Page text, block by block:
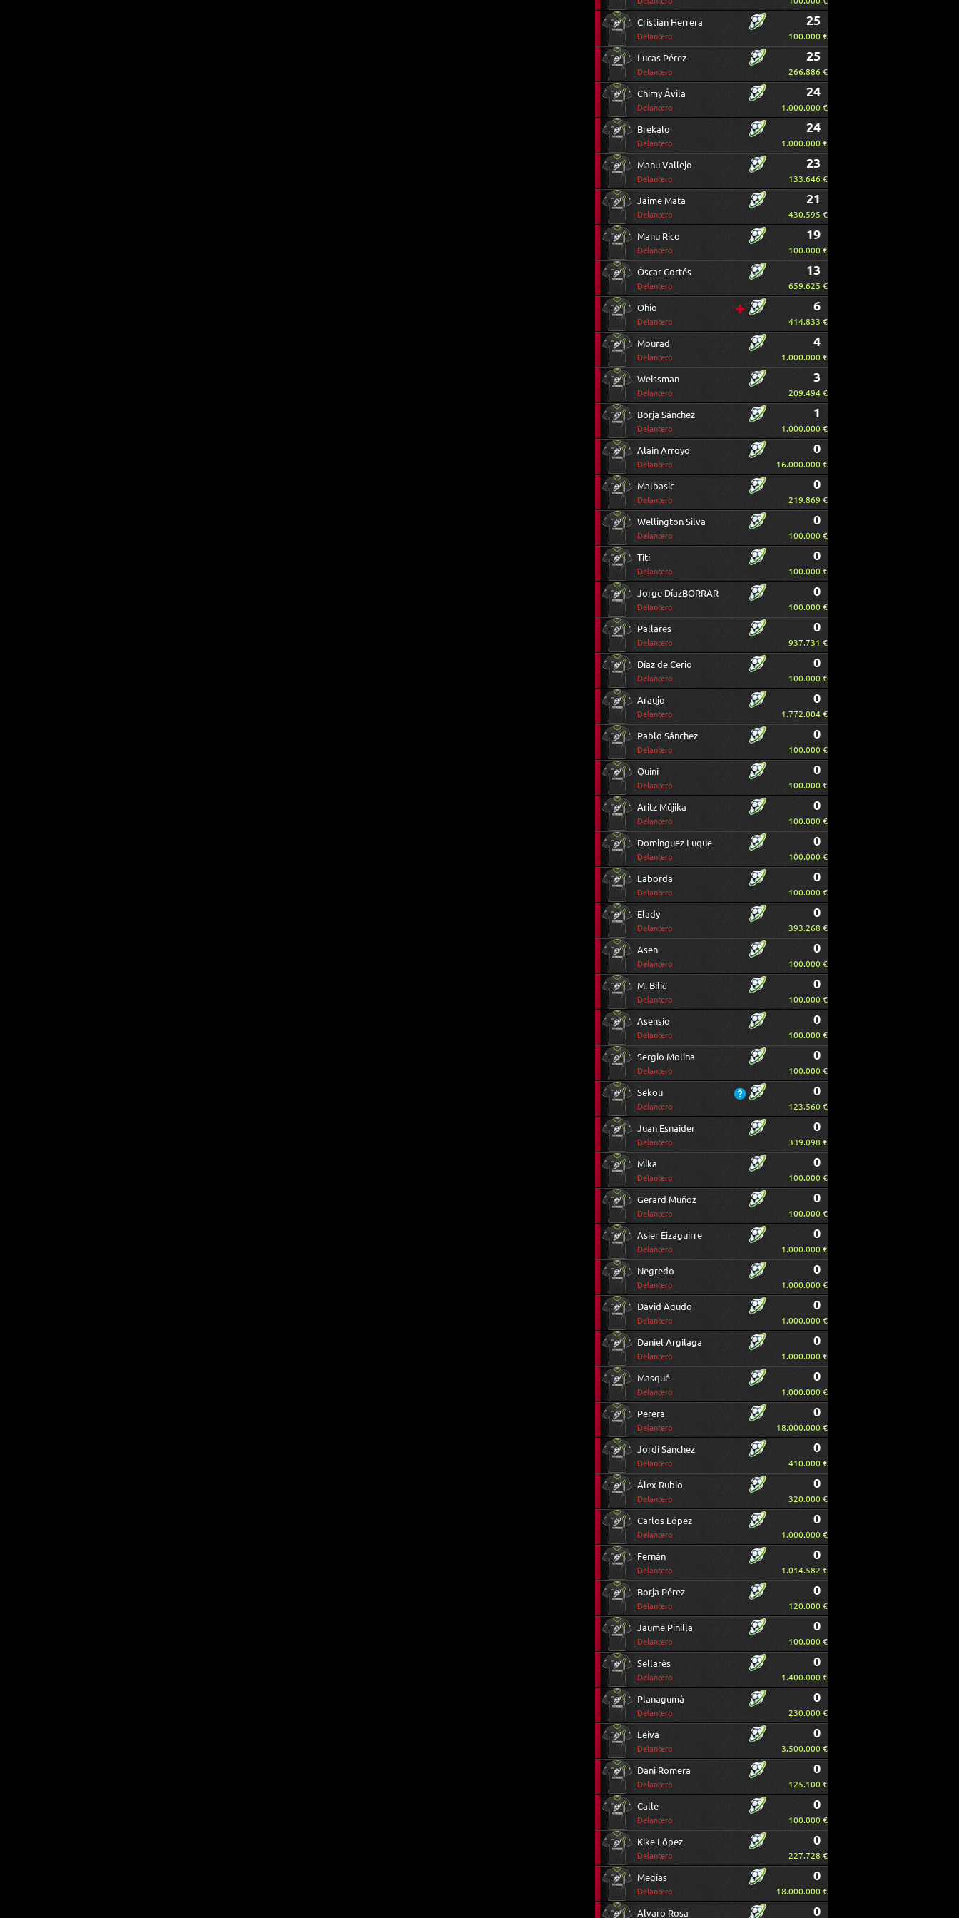
Cristian Herrera
Delantero
25
100.000 €
Lucas Pérez
Delantero
25
266.886 €
Chimy Ávila
Delantero
24
1.000.000 €
Brekalo
Delantero
24
1.000.000 €
Manu Vallejo
Delantero
23
133.646 €
Jaime Mata
Delantero
21
430.595 €
Manu Rico
Delantero
19
100.000 €
Óscar Cortés
Delantero
13
659.625 €
Ohio
Delantero
6
414.833 €
Mourad
Delantero
4
1.000.000 €
Weissman
Delantero
3
209.494 €
Borja Sánchez
Delantero
1
1.000.000 €
Alain Arroyo
Delantero
0
16.000.000 €
Malbasic
Delantero
0
219.869 €
Wellington Silva
Delantero
0
100.000 €
Titi
Delantero
0
100.000 €
Jorge DíazBORRAR
Delantero
0
100.000 €
Pallares
Delantero
0
937.731 €
Díaz de Cerio
Delantero
0
100.000 €
Araujo
Delantero
0
1.772.004 €
Pablo Sánchez
Delantero
0
100.000 €
Quini
Delantero
0
100.000 €
Aritz Mújika
Delantero
0
100.000 €
Dominguez Luque
Delantero
0
100.000 €
Laborda
Delantero
0
100.000 €
Elady
Delantero
0
393.268 €
Asen
Delantero
0
100.000 €
M. Bilić
Delantero
0
100.000 €
Asensio
Delantero
0
100.000 €
Sergio Molina
Delantero
0
100.000 €
Sekou
Delantero
0
123.560 €
Juan Esnaider
Delantero
0
339.098 €
Mika
Delantero
0
100.000 €
Gerard Muñoz
Delantero
0
100.000 €
Asier Eizaguirre
Delantero
0
1.000.000 €
Negredo
Delantero
0
1.000.000 €
David Agudo
Delantero
0
1.000.000 €
Daniel Argilaga
Delantero
0
1.000.000 €
Masqué
Delantero
0
1.000.000 €
Perera
Delantero
0
18.000.000 €
Jordi Sánchez
Delantero
0
410.000 €
Álex Rubio
Delantero
0
320.000 €
Carlos López
Delantero
0
1.000.000 €
Fernán
Delantero
0
1.014.582 €
Borja Pérez
Delantero
0
120.000 €
Jaume Pinilla
Delantero
0
100.000 €
Sellarès
Delantero
0
1.400.000 €
Planagumà
Delantero
0
230.000 €
Leiva
Delantero
0
3.500.000 €
Dani Romera
Delantero
0
125.100 €
Calle
Delantero
0
100.000 €
Kike López
Delantero
0
227.728 €
Megías
Delantero
0
18.000.000 €
Alvaro Rosa 0